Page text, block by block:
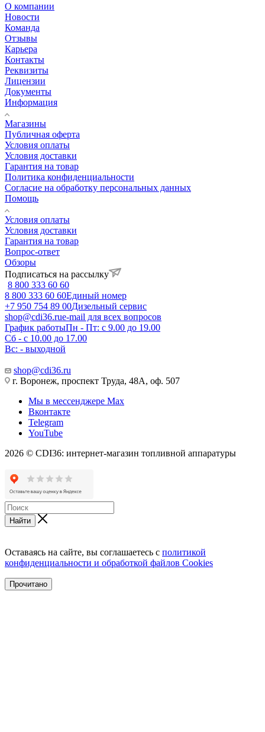
О компании
Новости
Команда
Отзывы
Карьера
Контакты
Реквизиты
Лицензии
Документы
Информация
Магазины
Публичная оферта
Условия оплаты
Условия доставки
Гарантия на товар
Политика конфиденциальности
Согласие на обработку персональных данных
Помощь
Условия оплаты
Условия доставки
Гарантия на товар
Вопрос-ответ
Обзоры
Подписаться на рассылку
8 800 333 60 60
8 800 333 60 60Единый номер
+7 950 754 89 00Дизельный сервис
shop@cdi36.rue-mail для всех вопросов
График работыПн - Пт: с 9.00 до 19.00
Сб - с 10.00 до 17.00
Вс: - выходной
shop@cdi36.ru
г. Воронеж, проспект Труда, 48А, оф. 507
Мы в мессенджере Max
Вконтакте
Telegram
YouTube
2026 © CDI36: интернет-магазин топливной аппаратуры
Найти
Оставаясь на сайте, вы соглашаетесь с политикой
конфиденциальности и обработкой файлов Cookies
Прочитано